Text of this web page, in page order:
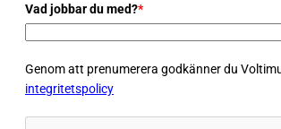
Vad jobbar du med?*
Genom att prenumerera godkänner du
integritetspolicy